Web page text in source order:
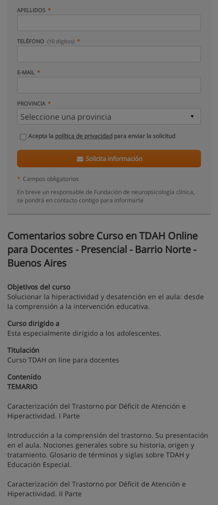
APELLIDOS
TELÉFONO (10 dígitos)
E-MAIL
PROVINCIA
Acepta la política de privacidad para enviar la solicitud
Solicita información
* Campos obligatorios
En breve un responsable de Fundación de neuropsicología clínica,
se pondrá en contacto contigo para informarte
Comentarios sobre Curso en TDAH Online
para Docentes - Presencial - Barrio Norte -
Buenos Aires
Objetivos del curso
Solucionar la hiperactividad y desatención en el aula: desde
la comprensión a la intervención educativa.
Curso dirigido a
Esta especialmente dirigido a los adolescentes.
Titulación
Curso TDAH on line para docentes
Contenido
TEMARIO
Caracterización del Trastorno por Déficit de Atención e
Hiperactividad. I Parte
Introducción a la comprensión del trastorno. Su presentación
en el aula. Nociones generales sobre su historia, origen y
tratamiento. Glosario de términos y siglas sobre TDAH y
Educación Especial.
Caracterización del Trastorno por Déficit de Atención e
Hiperactividad. II Parte